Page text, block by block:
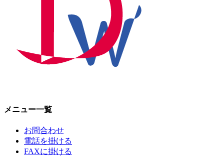
メニュー一覧
お問合わせ
電話を掛ける
FAXに掛ける